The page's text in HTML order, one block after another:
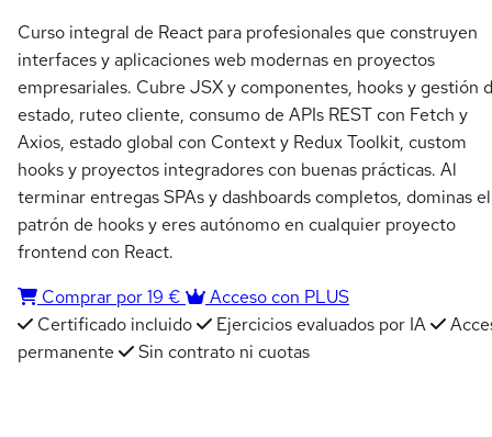
Curso integral de React para profesionales que construyen
interfaces y aplicaciones web modernas en proyectos
empresariales. Cubre JSX y componentes, hooks y gestión
estado, ruteo cliente, consumo de APIs REST con Fetch y
Axios, estado global con Context y Redux Toolkit, custom
hooks y proyectos integradores con buenas prácticas. Al
terminar entregas SPAs y dashboards completos, dominas el
patrón de hooks y eres autónomo en cualquier proyecto
frontend con React.
Comprar por 19 €
Acceso con PLUS
Certificado incluido
Ejercicios evaluados por IA
permanente
Sin contrato ni cuotas